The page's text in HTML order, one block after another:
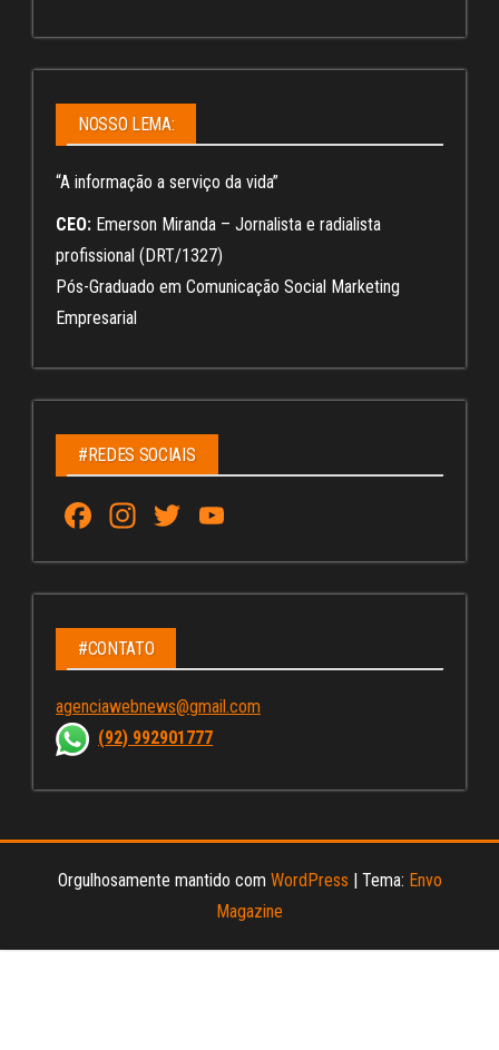
NOSSO LEMA:
“A informação a serviço da vida”
CEO: Emerson Miranda – Jornalista e radialista
profissional (DRT/1327)
Pós-Graduado em Comunicação Social Marketing
Empresarial
#REDES SOCIAIS
Fa
ce
bo
ok
In
st
ag
ra
m
T
wi
tt
u
Tu
C
ha
nn
#CONTATO
agenciawebnews@gmail.com
(92) 992901777
Orgulhosamente mantido com WordPress Tema: Envo
Magazine